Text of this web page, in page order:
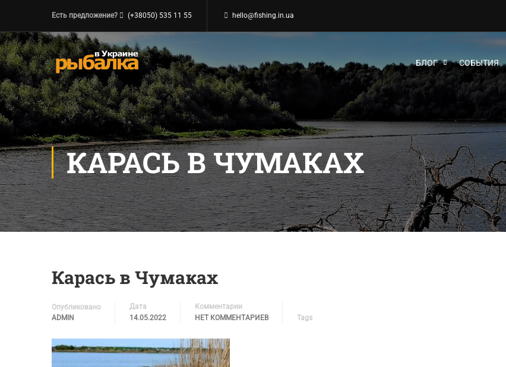
Есть предложение? (+38050) 535 11 55 hello@fishing.in.ua
БЛОГ СОБЫТИЯ
КАРАСЬ В ЧУМАКАХ
Карась в Чумаках
Опубликовано
ADMIN
Дата
14.05.2022
Комментарии
НЕТ КОММЕНТАРИЕВ
Tags